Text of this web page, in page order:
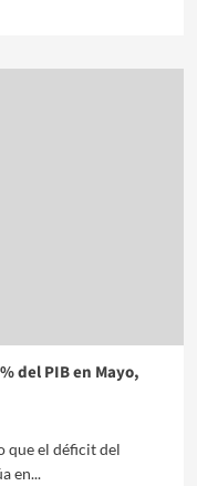
del PIB en Mayo,
que el déficit del
en...